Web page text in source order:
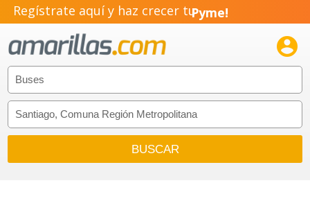
Regístrate aquí y haz crecer tuPyme!
Emprendimiento!
